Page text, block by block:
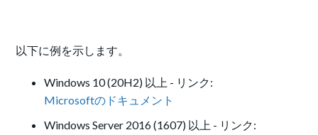
以下に例を示します。
Windows 10 (20H2) 以上 - リンク:
Microsoftのドキュメント
Windows Server 2016 (1607) 以上 - リンク: